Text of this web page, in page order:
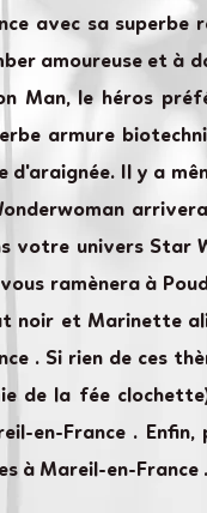
avec sa superbe
amoureuse et à
Man, le héros
armure
d'araignée. Il y a
votre univers Star
ramènera à
noir et Marinette
. Si rien de ces
de la fée
en-France .
à Mareil-en-France .